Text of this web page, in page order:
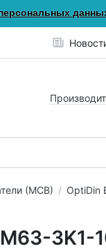
(МСВ)
OptiDin
3K1-